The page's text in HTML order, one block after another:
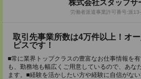
株式会社スタッフサ
労働者派遣事業許可番号:派
取引先事業所数は4万件以上！オ
ビスです！
■常に業界トップクラスの豊富なお仕事情報を
も、勤務地も幅広くご用意しているので、あな
ます。■経験を活かしたい方や経験に自信がな